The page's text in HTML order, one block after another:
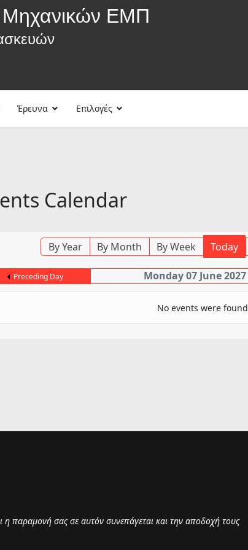
ΕΜΠ
Έρευνα Επιλογές
Calendar
By Year By Month By Week Today
Preceding Day Monday 07 June 2027
No events were found
η παραμονή σας σε αυτόν συνεπάγεται και την αποδοχή τους